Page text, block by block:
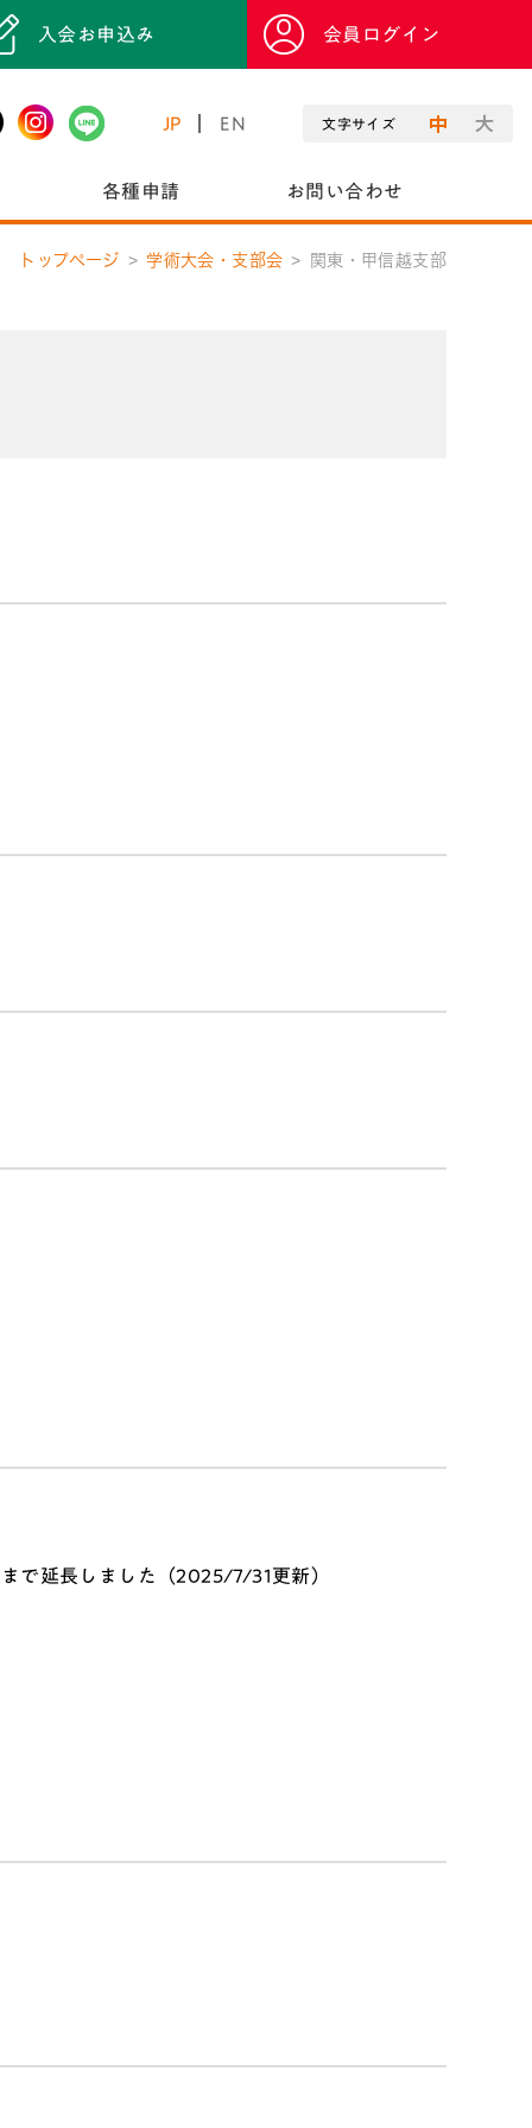
入会お申込み 会員ログイン
JP EN 文字サイズ
各種申請 お問い合わせ
トップページ 学術大会・支部会 関東・甲信越支部
で延長しました（2025/7/31更新）